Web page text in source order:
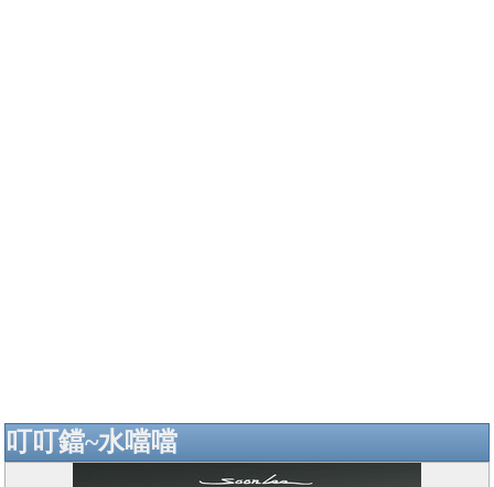
叮叮鐺~水噹噹